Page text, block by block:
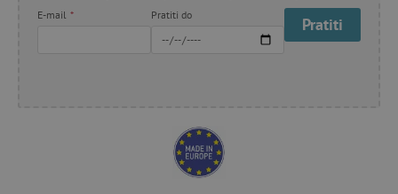
E-mail * Pratiti do Pratiti